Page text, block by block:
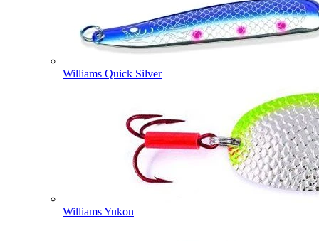
Williams Quick Silver
Williams Yukon